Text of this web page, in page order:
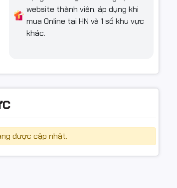
website thành viên, áp dụng khi
mua Online tại HN và 1 số khu vực
khác.
được cập nhật.